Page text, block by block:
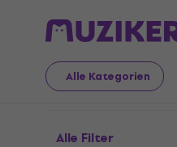
Alle Kategorien
Musikinstrumente
Alle Filter